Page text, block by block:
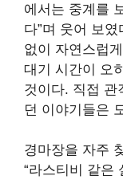
에서는 중계를
다”며 웃어 보
없이 자연스럽
대기 시간이 오
것이다. 직접 관
던 이야기들은
경마장을 자주
“라스티비 같은